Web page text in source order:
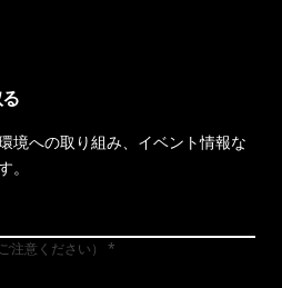
境への取り組み、イベント情報な
。
注意ください）